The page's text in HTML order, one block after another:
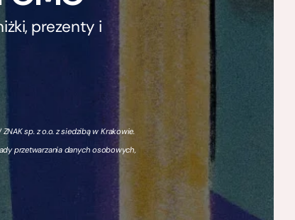
prezenty i
sp. z o.o. z siedzibą w Krakowie.
przetwarzania danych osobowych,